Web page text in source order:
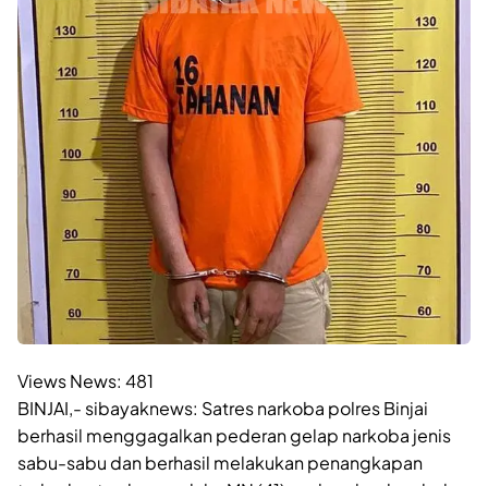
Views News: 481
BINJAI,- sibayaknews: Satres narkoba polres Binjai
berhasil menggagalkan pederan gelap narkoba jenis
sabu-sabu dan berhasil melakukan penangkapan